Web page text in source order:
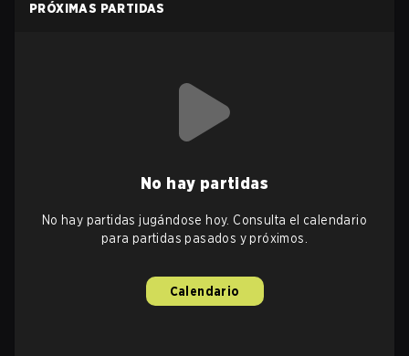
PRÓXIMAS PARTIDAS
No hay partidas
No hay partidas jugándose hoy. Consulta el calendario
para partidas pasados y próximos.
Calendario